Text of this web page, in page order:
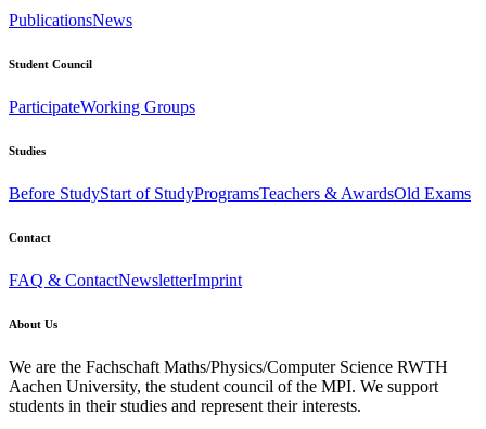
PublicationsNews
Student Council
ParticipateWorking Groups
Studies
Before StudyStart of StudyProgramsTeachers & AwardsOld Exams
Contact
FAQ & ContactNewsletterImprint
About Us
We are the Fachschaft Maths/Physics/Computer Science RWTH
Aachen University, the student council of the MPI. We support
students in their studies and represent their interests.